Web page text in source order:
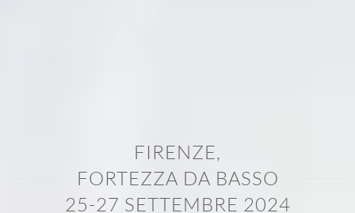
FIRENZE,
FORTEZZA DA BASSO
25-27 SETTEMBRE 2024